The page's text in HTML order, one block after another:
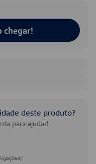
chegar!
deste produto?
para ajudar!